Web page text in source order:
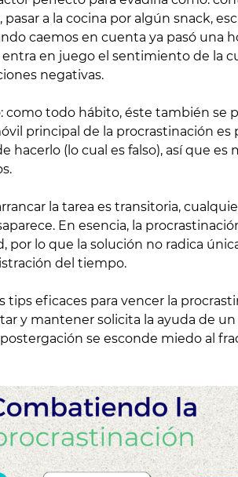
a la cocina por algún snack,
caemos en cuenta ya pasó una
en juego el sentimiento de la
negativas.
como todo hábito, éste también se
principal de la procrastinación es
hacerlo (lo cual es falso), así que es
la tarea es transitoria,
En esencia, la
por lo que la solución no radica
del tiempo.
eficaces para vencer la
y mantener solicita la ayuda de
se esconde miedo al